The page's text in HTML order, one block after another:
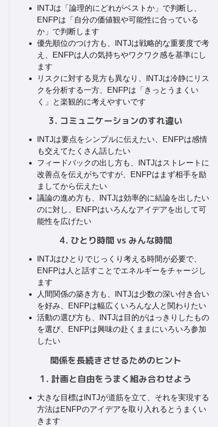
INTJは「論理的にどれがベストか」で判断し、
ENFPは「自分の価値観や可能性に合っている
か」で判断します
優先順位のつけ方も、INTJは戦略的な重要度で考
え、ENFPは人の気持ちやワクワク感を基準にし
ます
リスクに対する見方も異なり、INTJは冷静にリス
クを分析する一方、ENFPは「きっとうまくい
く」と楽観的に考えやすいです
3. コミュニケーションのすれ違い
INTJは要点をシンプルに伝えたい、ENFPは感情
も交えてたくさん話したい
フィードバックの出し方も、INTJはストレートに
改善点を伝えがちですが、ENFPはまず相手を励
ましてから伝えたい
議論の進め方も、INTJは効率的に結論を出したい
のに対し、ENFPはいろんなアイデアを出して可
能性を広げたい
4. ひとり時間 vs みんな時間
INTJはひとりでじっくり考える時間が必要で、
ENFPは人と話すことでエネルギーをチャージし
ます
人間関係の築き方も、INTJは少数の深い付き合い
を好み、ENFPは幅広くいろんな人と関わりたい
活動の選び方も、INTJは目的がはっきりしたもの
を選び、ENFPは興味の赴くままにいろいろ参加
したい
関係を長続きさせるためのヒント
1. 計画と自由をうまく組み合わせよう
大きな目標はINTJが道筋を立て、それを実現する
方法はENFPのアイデアを取り入れるとうまくい
きます